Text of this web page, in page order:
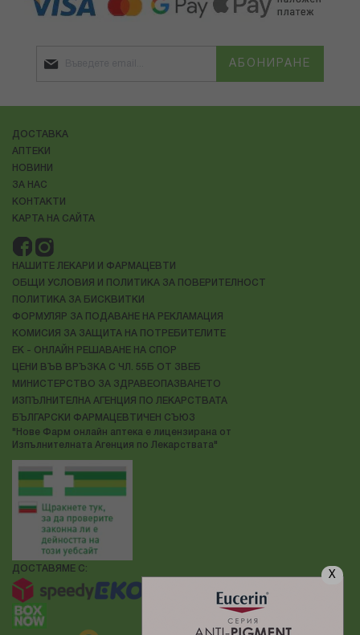
X
АБОНИРАНЕ
ДОСТАВКА
АПТЕКИ
НОВИНИ
ЗА НАС
КОНТАКТИ
КАРТА НА САЙТА
НАШИТЕ ЛЕКАРИ И ФАРМАЦЕВТИ
ОБЩИ УСЛОВИЯ И ПОЛИТИКА ЗА ПОВЕРИТЕЛНОСТ
ПОЛИТИКА ЗА БИСКВИТКИ
ФОРМУЛЯР ЗА ПОДАВАНЕ НА РЕКЛАМАЦИЯ
КОМИСИЯ ЗА ЗАЩИТА НА ПОТРЕБИТЕЛИТЕ
ЕК - ОНЛАЙН РЕШАВАНЕ НА СПОР
ЦЕНИ ВЪВ ВРЪЗКА С ЧЛ. 55Б ОТ ЗВЕБ
МИНИСТЕРСТВО ЗА ЗДРАВЕОПАЗВАНЕТО
ИЗПЪЛНИТЕЛНА АГЕНЦИЯ ПО ЛЕКАРСТВАТА
БЪЛГАРСКИ ФАРМАЦЕВТИЧЕН СЪЮЗ
"Нове Фарм онлайн аптека е лицензирана от
Изпълнителната Агенция по Лекарствата"
ДОСТАВЯМЕ С: